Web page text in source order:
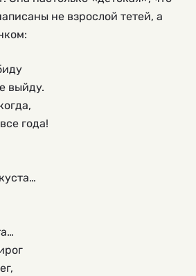
не взрослой тетей, а
выйду.
года!